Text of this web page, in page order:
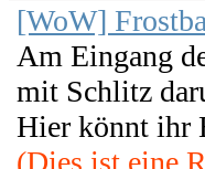
[WoW]
Am Eingang
mit Schlitz
Hier könnt ihr
(Dies ist eine